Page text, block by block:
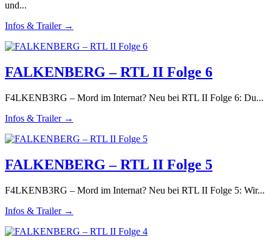
und...
Infos & Trailer →
FALKENBERG – RTL II Folge 6
F4LKENB3RG – Mord im Internat? Neu bei RTL II Folge 6: Du...
Infos & Trailer →
FALKENBERG – RTL II Folge 5
F4LKENB3RG – Mord im Internat? Neu bei RTL II Folge 5: Wir...
Infos & Trailer →